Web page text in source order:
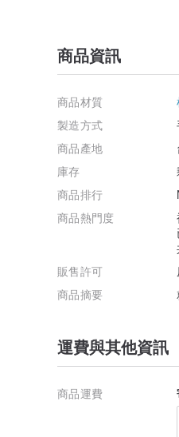
商品資訊
商品材質
製造方式
商品產地
庫存
商品排行
商品熱門度
販售許可
商品摘要
運費與其他資訊
商品運費